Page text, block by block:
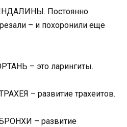
Постоянно
– и похоронили еще
– это ларингиты.
– развитие трахеитов.
– развитие